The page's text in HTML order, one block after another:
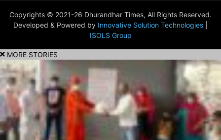
Copyrights © 2021-26 Dhurandhar Times, All Rights Reserved.
Developed & Powered by Innovative Solution Technologies
ISOLS Group
MORE STORIES